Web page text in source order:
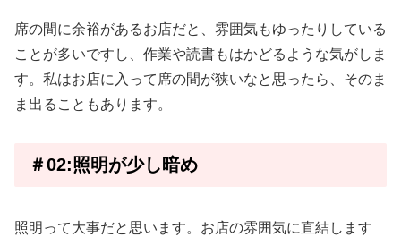
席の間に余裕があるお店だと、雰囲気もゆったりしている
ことが多いですし、作業や読書もはかどるような気がしま
す。私はお店に入って席の間が狭いなと思ったら、そのま
ま出ることもあります。
＃02:照明が少し暗め
照明って大事だと思います。お店の雰囲気に直結します